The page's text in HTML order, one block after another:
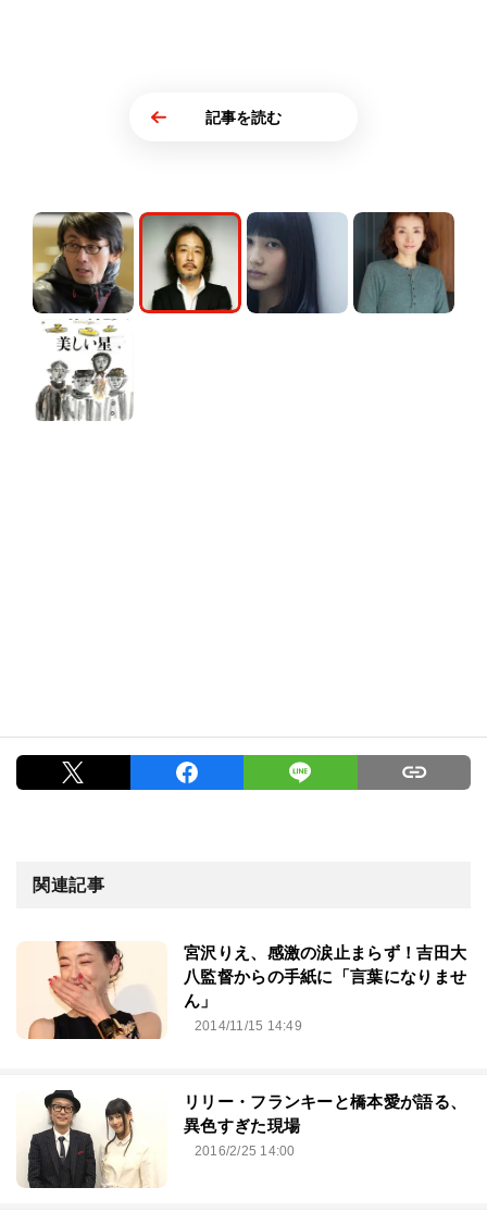
記事を読む
関連記事
宮沢りえ、感激の涙止まらず！吉田大
八監督からの手紙に「言葉になりませ
ん」
2014/11/15 14:49
リリー・フランキーと橋本愛が語る、
異色すぎた現場
2016/2/25 14:00